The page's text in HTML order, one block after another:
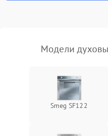
Модели
Smeg SF122